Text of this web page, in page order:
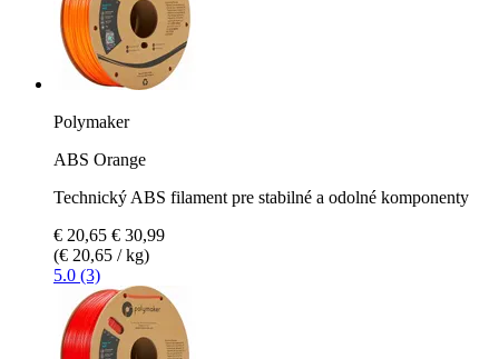
Polymaker
ABS Orange
Technický ABS filament pre stabilné a odolné komponenty
€ 20,65 € 30,99
(€ 20,65 / kg)
5.0 (3)